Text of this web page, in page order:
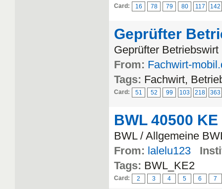
Card: 16 78 79 80 117 142
Geprüfter
Geprüfter
From: Fachwirt-
Tags: Fachwirt,
Card: 51 52 99 103 218 363
BWL 40500 KE
BWL / Allgemeine
From: lalelu123
Tags: BWL_KE2
Card: 2 3 4 5 6 7